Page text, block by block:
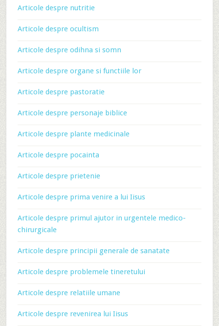
Articole despre nutritie
Articole despre ocultism
Articole despre odihna si somn
Articole despre organe si functiile lor
Articole despre pastoratie
Articole despre personaje biblice
Articole despre plante medicinale
Articole despre pocainta
Articole despre prietenie
Articole despre prima venire a lui Iisus
Articole despre primul ajutor in urgentele medico-
chirurgicale
Articole despre principii generale de sanatate
Articole despre problemele tineretului
Articole despre relatiile umane
Articole despre revenirea lui Iisus